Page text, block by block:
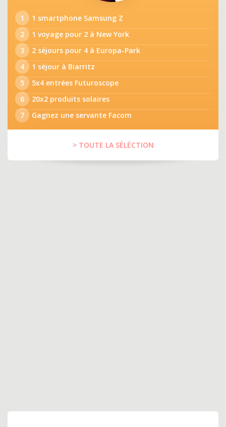
1
1 smartphone Samsung Z
2
1 voyage pour 2 à New York
3
2 séjours pour 4 à Europa-Park
4
1 séjour à Biarritz
5
5x4 entrées Futuroscope
6
20x2 produits solaires
7
Gagnez une servante Facom
> TOUTE LA SÉLÉCTION